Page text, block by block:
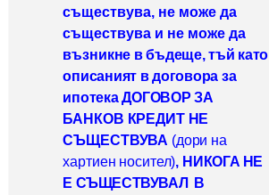
съществува, не може да
съществува и не може да
възникне в бъдеще, тъй като
описаният в договора за
ипотека ДОГОВОР ЗА
БАНКОВ КРЕДИТ НЕ
СЪЩЕСТВУВА (дори на
хартиен носител), НИ КОГА НЕ
Е СЪЩЕСТВУВАЛ В